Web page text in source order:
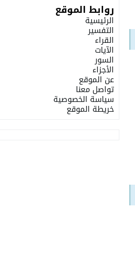
روابط الموقع
الرئيسية
التفسير
القراء
الآيات
السور
الأجزاء
عن الموقع
تواصل معنا
سياسة الخصوصية
خريطة الموقع